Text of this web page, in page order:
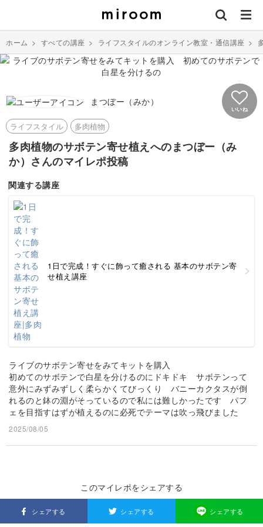
ホーム > すべての講座 > ライフスタイルのオンライン教室・通信講座 >
まつぼー（みか）
いいね
ライフスタイル 多肉植物
多肉植物のサボテン寄せ植えへのまつぼー（み
か）さんのマイレポ投稿
関連する講座
1日で完成！すぐに飾って癒される 基本のサボテン寄
せ植え講座
ライブのサボテン寄せをみてキットを購入
初めてのサボテンで白星を分けるのにドキドキ サボテンって
意外にみずみずしく柔らかくてびっくり バニーカクタスが倒
れるのと鉢の淵がそっているので私には難しかったです パフ
ェを目指すはずが植えるのに必死でテーマは吹っ飛びました
2025/08/05
このマイレポをシェアする
シェアする シェアする シェアする